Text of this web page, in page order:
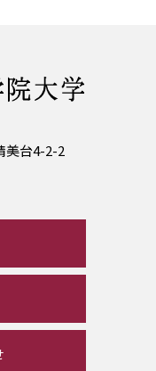
美台4-2-2